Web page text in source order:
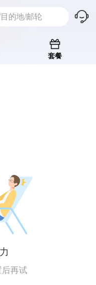
的地/邮轮 󱪩
套餐
再试